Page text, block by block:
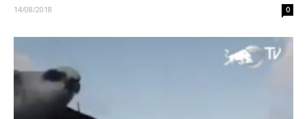
14/08/2018 0